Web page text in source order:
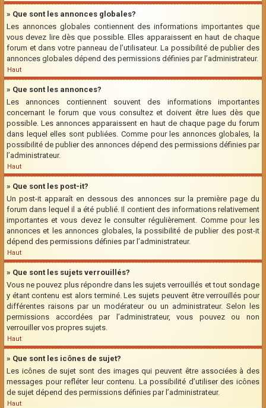
» Que sont les annonces globales?
Les annonces globales contiennent des informations importantes que
vous devez lire dès que possible. Elles apparaissent en haut de chaque
forum et dans votre panneau de l’utilisateur. La possibilité de publier des
annonces globales dépend des permissions définies par l’administrateur.
Haut
» Que sont les annonces?
Les annonces contiennent souvent des informations importantes
concernant le forum que vous consultez et doivent être lues dès que
possible. Les annonces apparaissent en haut de chaque page du forum
dans lequel elles sont publiées. Comme pour les annonces globales, la
possibilité de publier des annonces dépend des permissions définies par
l’administrateur.
Haut
» Que sont les post-it?
Un post-it apparaît en dessous des annonces sur la première page du
forum dans lequel il a été publié. Il contient des informations relativement
importantes et vous devez le consulter régulièrement. Comme pour les
annonces et les annonces globales, la possibilité de publier des post-it
dépend des permissions définies par l’administrateur.
Haut
» Que sont les sujets verrouillés?
Vous ne pouvez plus répondre dans les sujets verrouillés et tout sondage
y étant contenu est alors terminé. Les sujets peuvent être verrouillés pour
différentes raisons par un modérateur ou un administrateur. Selon les
permissions accordées par l’administrateur, vous pouvez ou non
verrouiller vos propres sujets.
Haut
» Que sont les icônes de sujet?
Les icônes de sujet sont des images qui peuvent être associées à des
messages pour refléter leur contenu. La possibilité d’utiliser des icônes
de sujet dépend des permissions définies par l’administrateur.
Haut